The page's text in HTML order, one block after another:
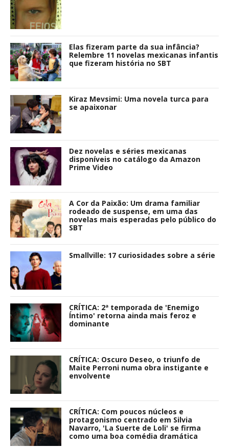
Elas fizeram parte da sua infância?
Relembre 11 novelas mexicanas infantis
que fizeram história no SBT
Kiraz Mevsimi: Uma novela turca para
se apaixonar
Dez novelas e séries mexicanas
disponíveis no catálogo da Amazon
Prime Video
A Cor da Paixão: Um drama familiar
rodeado de suspense, em uma das
novelas mais esperadas pelo público do
SBT
Smallville: 17 curiosidades sobre a série
CRÍTICA: 2ª temporada de 'Enemigo
Íntimo' retorna ainda mais feroz e
dominante
CRÍTICA: Oscuro Deseo, o triunfo de
Maite Perroni numa obra instigante e
envolvente
CRÍTICA: Com poucos núcleos e
protagonismo centrado em Silvia
Navarro, 'La Suerte de Loli' se firma
como uma boa comédia dramática